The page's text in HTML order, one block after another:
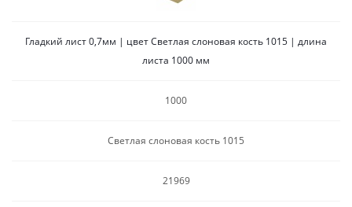
Гладкий лист 0,7мм | цвет Светлая слоновая кость 1015 | длина
листа 1000 мм
1000
Светлая слоновая кость 1015
21969